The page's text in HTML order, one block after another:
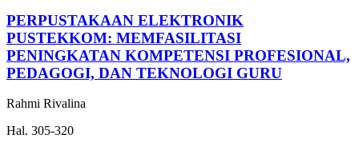
PERPUSTAKAAN ELEKTRONIK
PUSTEKKOM: MEMFASILITASI
PENINGKATAN KOMPETENSI PROFESIONAL,
PEDAGOGI, DAN TEKNOLOGI GURU
Rahmi Rivalina
Hal. 305-320